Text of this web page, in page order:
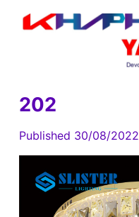
202
Published 30/08/2022